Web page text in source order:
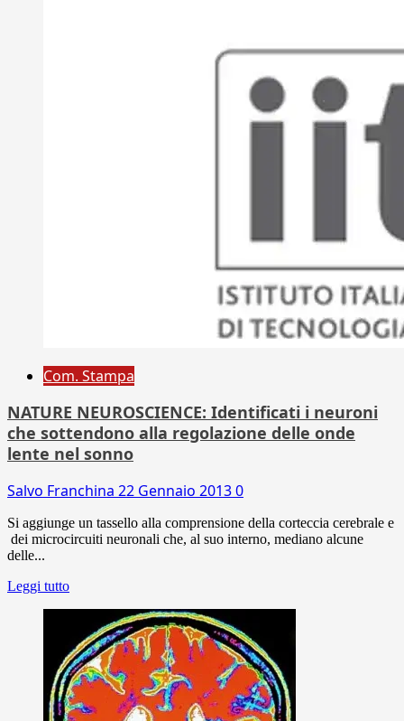
Com. Stampa
NATURE NEUROSCIENCE: Identificati i neuroni
che sottendono alla regolazione delle onde
lente nel sonno
Salvo Franchina 22 Gennaio 20130
Si aggiunge un tassello alla comprensione della corteccia cerebrale e
dei microcircuiti neuronali che, al suo interno, mediano alcune
delle...
Leggi tutto